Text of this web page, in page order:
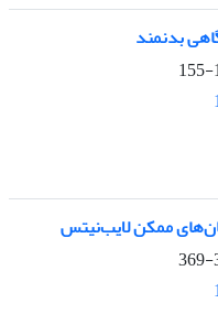
بدنمند
ممکن لایب‌نیتس